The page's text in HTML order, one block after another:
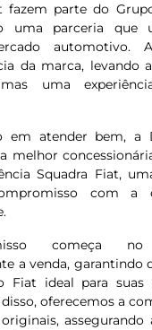
fazem parte do
uma parceria que
automotivo.
da marca, levando
uma
em atender bem, a
melhor
Squadra Fiat,
com a
começa no
a venda, garantindo
Fiat ideal para suas
oferecemos a
assegurando